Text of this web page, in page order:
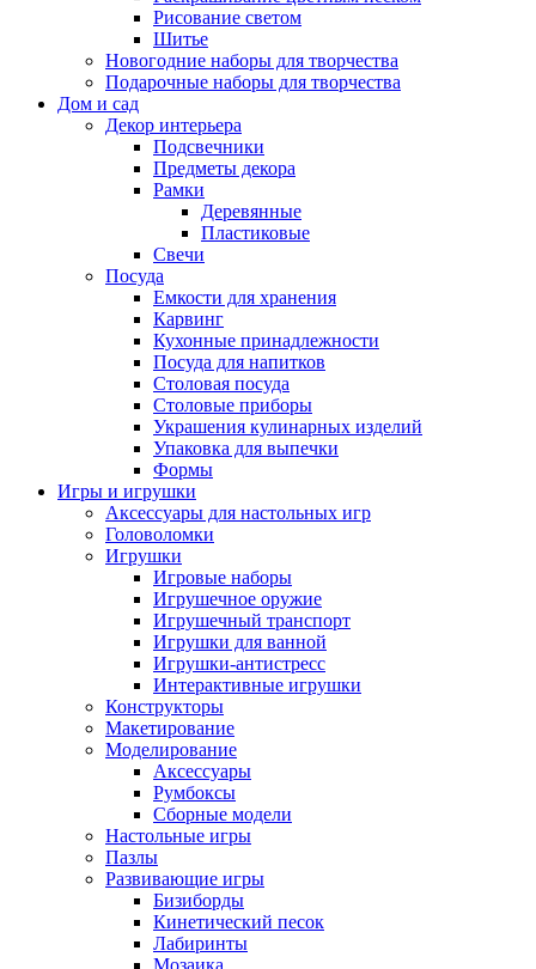
Рисование светом
Шитье
Новогодние наборы для творчества
Подарочные наборы для творчества
Дом и сад
Декор интерьера
Подсвечники
Предметы декора
Рамки
Деревянные
Пластиковые
Свечи
Посуда
Емкости для хранения
Карвинг
Кухонные принадлежности
Посуда для напитков
Столовая посуда
Столовые приборы
Украшения кулинарных изделий
Упаковка для выпечки
Формы
Игры и игрушки
Аксессуары для настольных игр
Головоломки
Игрушки
Игровые наборы
Игрушечное оружие
Игрушечный транспорт
Игрушки для ванной
Игрушки-антистресс
Интерактивные игрушки
Конструкторы
Макетирование
Моделирование
Аксессуары
Румбоксы
Сборные модели
Настольные игры
Пазлы
Развивающие игры
Бизиборды
Кинетический песок
Лабиринты
Мозаика